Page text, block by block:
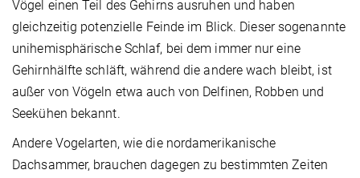
Vögel einen Teil des Gehirns ausruhen und haben
gleichzeitig potenzielle Feinde im Blick. Dieser sogenannte
unihemisphärische Schlaf, bei dem immer nur eine
Gehirnhälfte schläft, während die andere wach bleibt, ist
außer von Vögeln etwa auch von Delfinen, Robben und
Seekühen bekannt.
Andere Vogelarten, wie die nordamerikanische
Dachsammer, brauchen dagegen zu bestimmten Zeiten